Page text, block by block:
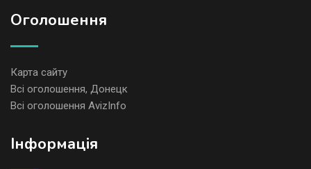
Оголошення
Карта сайту
Всі оголошення, Донецк
Всі оголошення AvizInfo
Iнформація